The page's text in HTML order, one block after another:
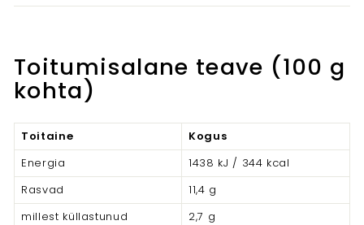
Toitumisalane teave (100 g
kohta)
Toitaine
Kogus
Energia
1438 kJ / 344 kcal
Rasvad
11,4 g
millest küllastunud
2,7 g